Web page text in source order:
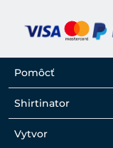
Pomôcť
Shirtinator
Vytvor